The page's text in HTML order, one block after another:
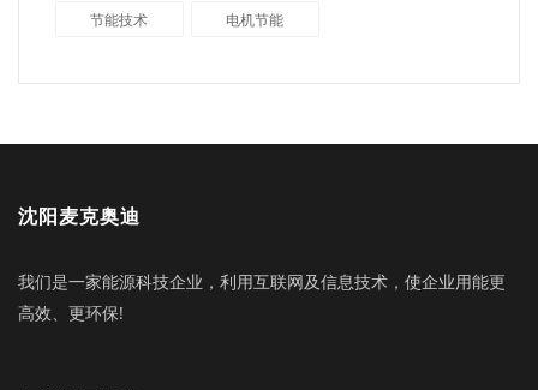
节能技术 电机节能
沈阳麦克奥迪
我们是一家能源科技企业，利用互联网及信息技术，使企业用能更
高效、更环保!